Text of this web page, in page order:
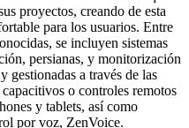
proyectos, creando de esta
para los usuarios. Entre
se incluyen sistemas
persianas, y monitorización
gestionadas a través de las
o controles remotos
y tablets, así como
por voz, ZenVoice.